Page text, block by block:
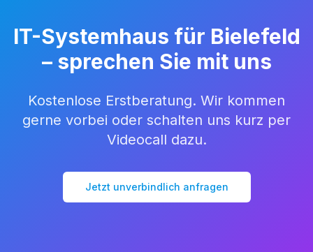
IT-Systemhaus für Bielefeld
– sprechen Sie mit uns
Kostenlose Erstberatung. Wir kommen
gerne vorbei oder schalten uns kurz per
Videocall dazu.
Jetzt unverbindlich anfragen